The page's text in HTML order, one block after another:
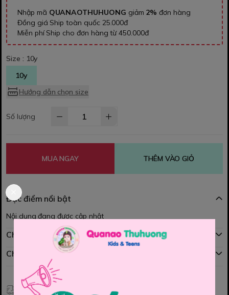
Nhập mã QUANAOTHUHUONG giảm 2% đơn hàng
Đồng giá Ship toàn quốc 25.000đ
Miễn phí Ship cho đơn hàng từ 450.000đ
Size : 10y
10y
Hướng dẫn chọn size
Số lượng
MUA NGAY THÊM VÀO GIỎ
Đặc điểm nổi bật
Nội dung đang được cập nhật
Chính sách mua hàng
Chính sách đổi hàng
Giao hàng toàn quốc